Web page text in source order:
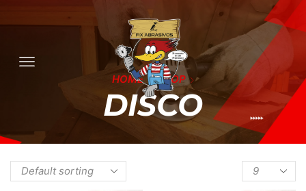
HOME SHOP
DISCO